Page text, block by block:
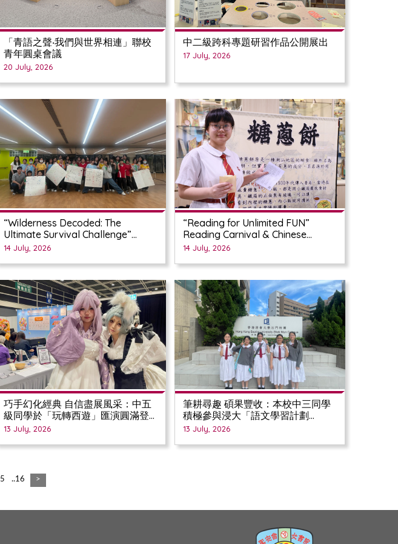
「青語之聲‧我們與世界相連」聯校
青年圓桌會議
20 July, 2026
中二級跨科專題研習作品公開展出
17 July, 2026
“Wilderness Decoded: The
Ultimate Survival Challenge”
Camp
14 July, 2026
“Reading for Unlimited FUN”
Reading Carnival & Chinese
Culture Day 2026
14 July, 2026
巧手幻化經典 自信盡展風采：中五
級同學於「玩轉西遊」匯演圓滿登
台
13 July, 2026
筆耕尋趣 碩果豐收：本校中三同學
積極參與浸大「語文學習計劃
2025/26」
13 July, 2026
5 ..16 >